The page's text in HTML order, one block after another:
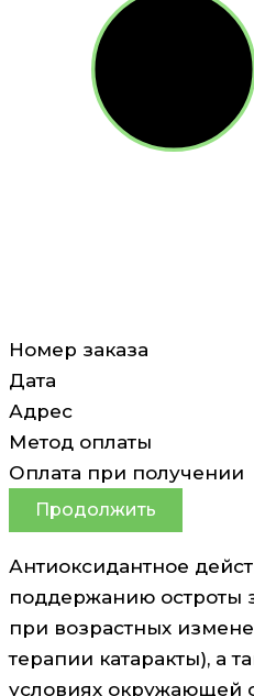
Номер заказа
Дата
Адрес
Метод оплаты
Оплата при получении
Продолжить
Антиоксидантное
поддержанию остроты
при возрастных
терапии катаракты), а
условиях окружающей